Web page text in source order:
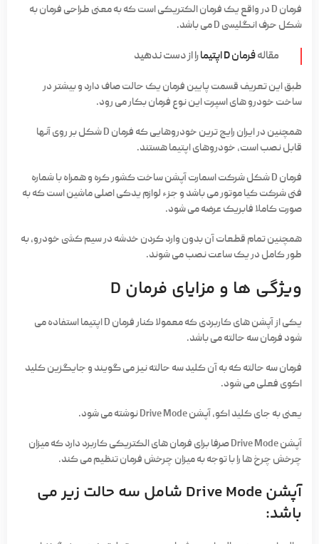
فرمان D در واقع یک فرمان الکتریکی است که به معنی طراحی فرمان به
شکل حرف انگلیسی D می باشد.
مقالهفرمان D اپتیما را از دست ندهید
طبق این تعریف قسمت پایین فرمان یک حالت صاف دارد و بیشتر در
ساخت خودرو های اسپرت این نوع فرمان بکار می رود.
همچنین در ایران رایج ترین خودروهایی که فرمان D شکل بر روی آنها
قابل نصب است، خودروهای اپتیما هستند.
فرمان D شکل شرکت اسمارت آپشن ساخت کشور کره و همراه با شماره
فنی شرکت کیا موتور می باشد و جزء لوازم یدکی اصلی ماشین است که به
صورت کاملا فابریک عرضه می شود.
همچنین تمام قطعات آن بدون وارد کردن خدشه در سیم کشی خودرو، به
طور کامل در یک ساعت نصب می شوند.
ویژگی ها و مزایای فرمان D
یکی از آپشن های کاربردی که معمولا کنار فرمان D اپتیما استفاده می
شود فرمان سه حالته می باشد.
فرمان سه حالته که به آن کلید سه حالته نیز می گویند و جایگزین کلید
اکوی فعلی می شود.
یعنی به جای کلید اکو، آپشن Drive Mode نوشته می شود.
آپشن Drive Mode صرفا برای فرمان های الکتریکی کاربرد دارد که میزان
چرخش چرخ ها را با توجه به میزان چرخش فرمان تنظیم می کند.
آپشن Drive Mode شامل سه حالت زیر می
باشد: